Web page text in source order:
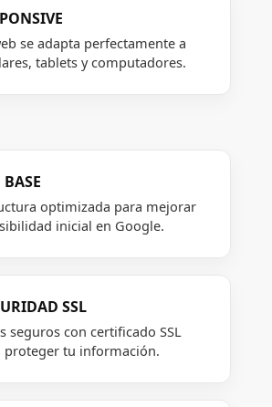
se adapta perfectamente a
tablets y computadores.
BASE
optimizada para mejorar
inicial en Google.
SSL
seguros con certificado SSL
proteger tu información.